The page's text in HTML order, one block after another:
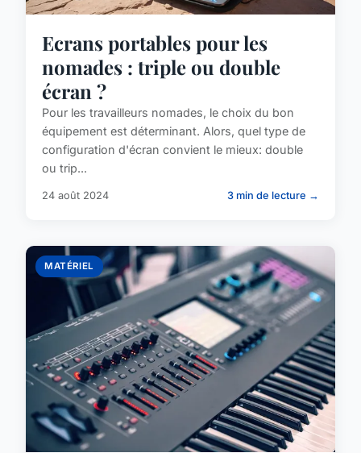
Ecrans portables pour les
nomades : triple ou double
écran ?
Pour les travailleurs nomades, le choix du bon
équipement est déterminant. Alors, quel type de
configuration d'écran convient le mieux: double
ou trip...
24 août 2024 3 min de lecture →
MATÉRIEL